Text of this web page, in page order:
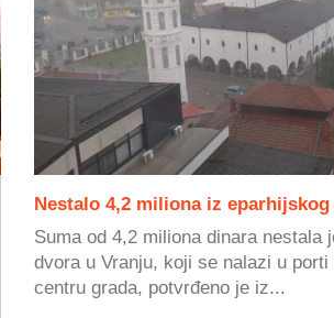
Nestalo 4,2 miliona iz eparhijskog
Suma od 4,2 miliona dinara nestala
dvora u Vranju, koji se nalazi u
centru grada, potvrđeno je iz...